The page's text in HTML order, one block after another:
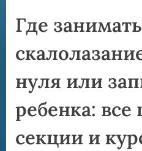
Где
нуля или
ребенка:
секции и